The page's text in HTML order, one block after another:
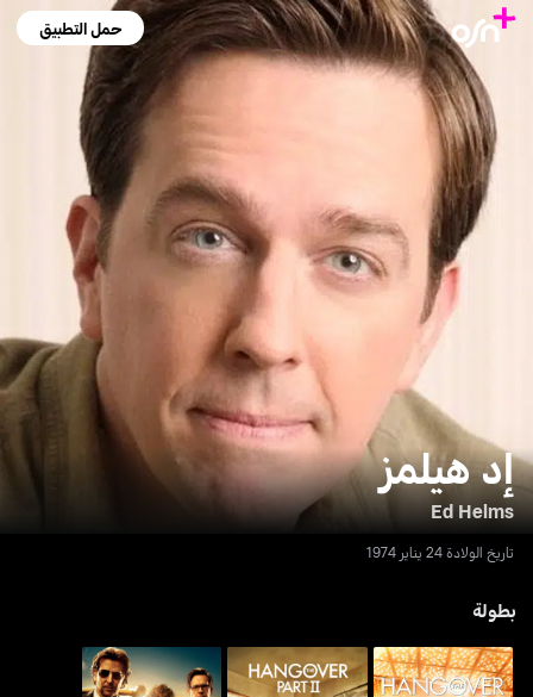
حمل التطبيق
إد هيلمز
Ed Helms
تاريخ الولادة 24 يناير 1974
بطولة